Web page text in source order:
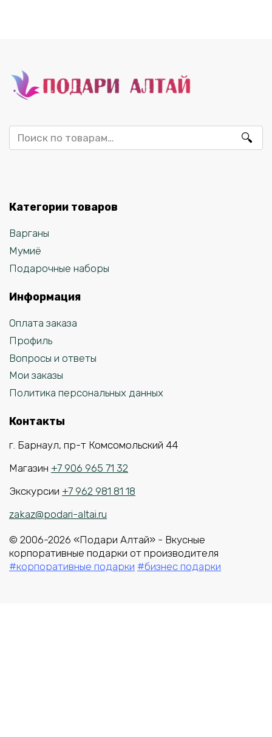
Искать:
Категории товаров
Варганы
Мумиё
Подарочные наборы
Информация
Оплата заказа
Профиль
Вопросы и ответы
Мои заказы
Политика персональных данных
Контакты
г. Барнаул, пр-т Комсомольский 44
Магазин +7 906 965 71 32
Экскурсии +7 962 981 81 18
zakaz@podari-altai.ru
© 2006-2026 «Подари Алтай» - Вкусные
корпоративные подарки от производителя
#корпоративные подарки #бизнес подарки